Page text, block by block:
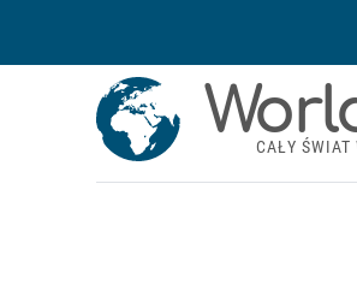
CAŁY ŚWIAT